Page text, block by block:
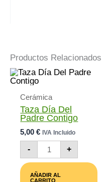
Productos Relacionados
Cerámica
Taza Día Del
Padre Contigo
5,00€ IVA Incluido
-
Taza
Día
Del
Contigo
+
AÑADIR AL
CARRITO